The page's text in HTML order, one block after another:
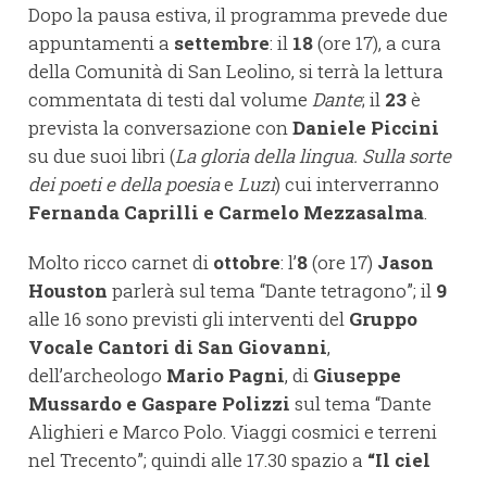
Dopo la pausa estiva, il programma prevede due
appuntamenti a settembre: il 18(ore 17), a cura
della Comunità di San Leolino, si terrà la lettura
commentata di testi dal volume Dante; il 23è
prevista la conversazione conDaniele Piccini
su due suoi libri (La gloria della lingua. Sulla sorte
dei poeti e della poesiae Luzi) cui interverranno
Fernanda Caprilli e Carmelo Mezzasalma.
Molto ricco carnet di ottobre: l’8(ore 17) Jason
Houston parlerà sul tema “Dante tetragono”; il 9
alle 16 sono previsti gli interventi del Gruppo
Vocale Cantori di San Giovanni,
dell’archeologo Mario Pagni, di Giuseppe
Mussardo e Gaspare Polizzi sul tema “Dante
Alighieri e Marco Polo. Viaggi cosmici e terreni
nel Trecento”; quindi alle 17.30 spazio a “Il ciel